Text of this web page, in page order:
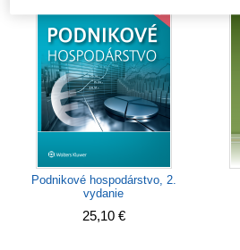
Podnikové hospodárstvo, 2.
vydanie
25,10 €